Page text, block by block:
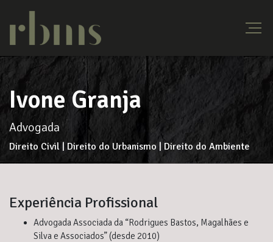
Ivone Granja
Advogada
Direito Civil | Direito do Urbanismo | Direito do Ambiente
Experiência Profissional
Advogada Associada da “Rodrigues Bastos, Magalhães e
Silva e Associados” (desde 2010)